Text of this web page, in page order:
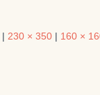
| 230 × 350 | 160 ×